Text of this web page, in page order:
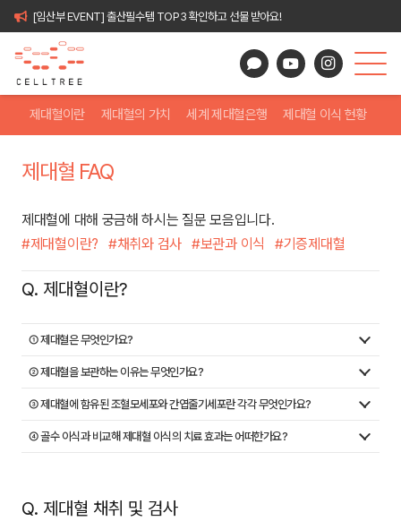
[임산부 EVENT] 출산필수템 TOP3 확인하고 선물 받아요!
제대혈이란 제대혈의 가치 세계 제대혈은행 제대혈 이식 현황
제대혈 FAQ
제대혈에 대해 궁금해 하시는 질문 모음입니다.
#제대혈이란?
#채취와 검사 #보관과 이식 #기증제대혈
Q. 제대혈이란?
① 제대혈은 무엇인가요?
② 제대혈을 보관하는 이유는 무엇인가요?
③ 제대혈에 함유된 조혈모세포와 간엽줄기세포란 각각 무엇인가요?
④ 골수 이식과 비교해 제대혈 이식의 치료 효과는 어떠한가요?
Q. 제대혈 채취 및 검사